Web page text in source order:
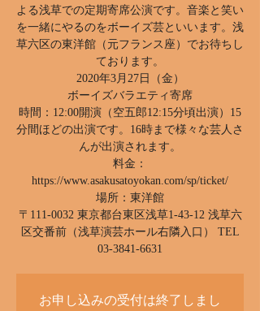
よる浅草での定期寄席公演です。音楽と笑い
を一緒にやるのをボーイズ芸といいます。浅
草六区の東洋館（元フランス座）でお待ちし
ております。
2020年3月27日（金）
ボーイズバラエティ寄席
時間：12:00開演（空五郎12:15分頃出演）15
分間ほどの出演です。16時まで様々な芸人さ
んが出演されます。
料金：
https://www.asakusatoyokan.com/sp/ticket/
場所：東洋館
〒111-0032 東京都台東区浅草1-43-12 浅草六
区交番前（浅草演芸ホール右隣入口） TEL
お申し込みの受付は終了しまし